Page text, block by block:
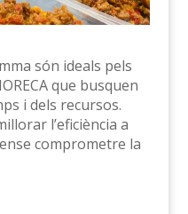
són ideals pels
que busquen
i dels recursos.
l’eficiència a
comprometre la